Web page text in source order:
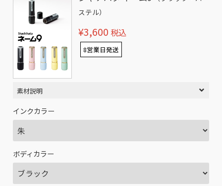
ステル）
¥3,600 税込
8営業日発送
素材説明
インクカラー
ボディカラー